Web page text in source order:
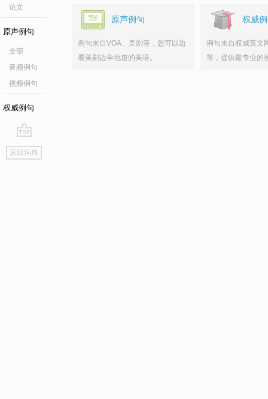
论文
原声例句
全部
音频例句
视频例句
权威例句
go
top
返回词典
原声例句
例句来自VOA、美剧等，您可以边
看美剧边学地道的美语。
权威
例句来自权威英文
等，提供最专业的